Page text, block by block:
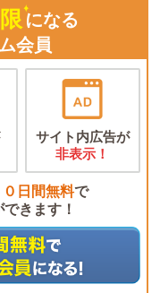
になる
会員
サイト内広告が
非表示！
日間無料で
きます！